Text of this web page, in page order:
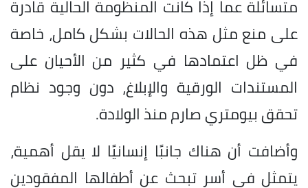
متسائلة عما إذا كانت المنظومة الحالية قادرة
على منع مثل هذه الحالات بشكل كامل، خاصة
في ظل اعتمادها في كثير من الأحيان على
المستندات الورقية والإبلاغ، دون وجود نظام
تحقق بيومتري صارم منذ الولادة.
وأضافت أن هناك جانبًا إنسانيًا لا يقل أهمية،
يتمثل في أسر تبحث عن أطفالها المفقودين